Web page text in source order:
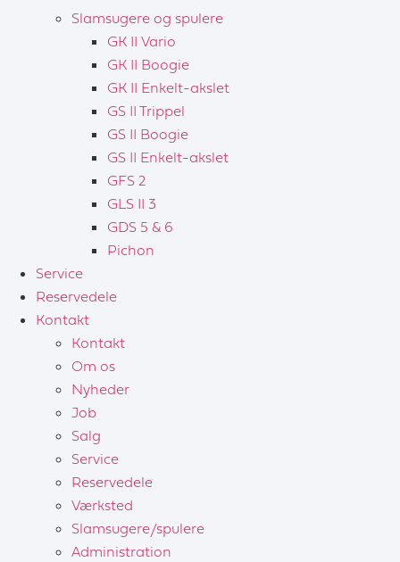
Slamsugere og spulere
GK II Vario
GK II Boogie
GK II Enkelt-akslet
GS II Trippel
GS II Boogie
GS II Enkelt-akslet
GFS 2
GLS II 3
GDS 5 & 6
Pichon
Service
Reservedele
Kontakt
Kontakt
Om os
Nyheder
Job
Salg
Service
Reservedele
Værksted
Slamsugere/spulere
Administration